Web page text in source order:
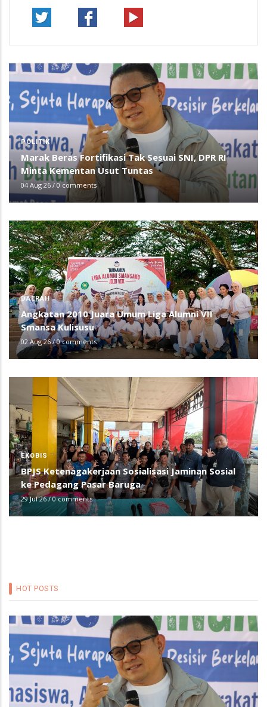
POLITIK
Marak Beras Fortifikasi Tak Sesuai SNI, DPR RI
Minta Kementan Usut Tuntas
04 Aug 26 / 0 comments
DAERAH
Angkatan 2010 Juara Umum Liga Alumni VII
Smansa Kulisusu
02 Aug 26/0 comments
EKOBIS
BPJS Ketenagakerjaan Sosialisasi Jaminan Sosial
ke Pedagang Pasar Baruga
29 Jul 26/0 comments
HOT POSTS